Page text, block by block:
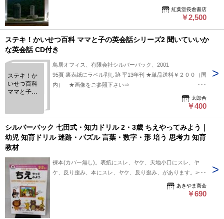
紅葉堂長倉書店
￥2,500
ステキ！かいせつ百科 ママと子の英会話シリーズ2 聞いていいか
な英会話 CD付き
ステキ！か
いせつ百科
ママと子の
ていいかな
英会話 CD付
き
鳥居オフィス、有限会社シルバーバック、2001
95頁 裏表紙にラベル剥し跡 平13年刊 ★単品送料￥２００（国
内） ★画像をご参照下さい⇒
https://www.dropbox.com/s/7cdlti2rqshli5l/18852.jpg?dl=0
太郎舎
￥400
シルバーバック 七田式・知力ドリル 2・3歳 ちえやってみよう｜
幼児 知育ドリル 迷路・パズル 言葉・数字・形 培う 思考力 知育
教材
裸本(カバー無し)。表紙にスレ、ヤケ、天地小口にスレ、ヤ
ケ、反り歪み、本にスレ、ヤケ、反り歪み、があります。本を
読むことに支障はございません。※注意事項※■毎商品チェッ
ク後出品しておりますが、中古品ということもあり、多少の書
あきやま商会
￥690